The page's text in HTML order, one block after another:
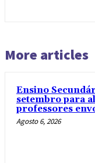
More articles
Ensino
setembro para
professores
Agosto 6, 2026